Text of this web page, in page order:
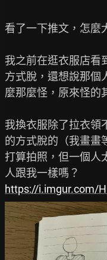
看了一下推文，怎麼
我之前在逛衣服店看
方式脫，還想說那個
麼那麼怪，原來怪的
我換衣服除了拉衣領
的方式脫的（我畫畫
打算拍照，但一個人
https://i.imgur.com/